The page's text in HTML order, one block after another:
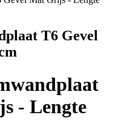
T6 Gevel
- Lengte